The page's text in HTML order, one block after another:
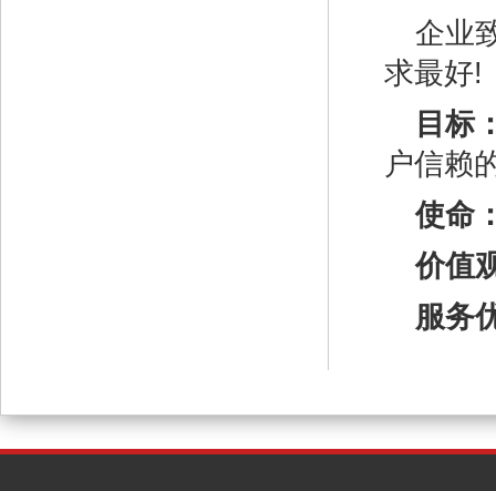
企业
求最好!
目标
户信赖
使命
价值
服务